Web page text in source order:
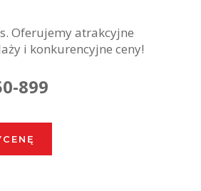
Oferujemy atrakcyjne
i konkurencyjne ceny!
899